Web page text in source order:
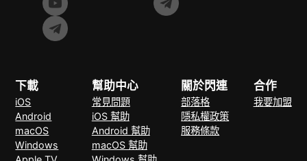
下載
iOS
Android
macOS
Windows
幫助中心
常見問題
iOS 幫助
Android 幫助
macOS 幫助
關於閃連
部落格
隱私權政策
服務條款
合作
我要加盟